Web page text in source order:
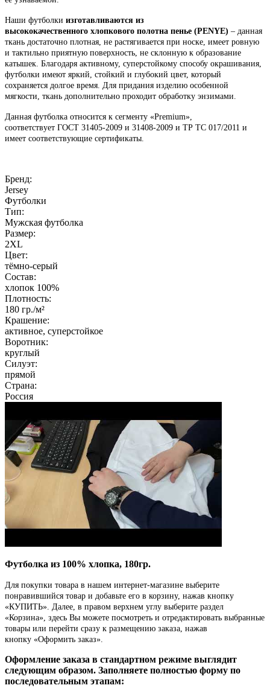
Наши футболки изготавливаются из
высококачественного хлопкового полотна пенье (PENYE) – данная
ткань достаточно плотная, не растягивается при носке, имеет ровную
и тактильно приятную поверхность, не склонную к образование
катышек. Благодаря активному, суперстойкому способу окрашивания,
футболки имеют яркий, стойкий и глубокий цвет, который
сохраняется долгое время. Для придания изделию особенной
мягкости, ткань дополнительно проходит обработку энзимами.
Данная футболка относится к сегменту «Premium»,
соответствует ГОСТ 31405-2009 и 31408-2009 и ТР ТС 017/2011 и
имеет соответствующие сертификаты.
Бренд:
Jersey
Футболки
Тип:
Мужская футболка
Размер:
2XL
Цвет:
тёмно-серый
Состав:
хлопок 100%
Плотность:
180 гр./м²
Крашение:
активное, суперстойкое
Воротник:
круглый
Силуэт:
прямой
Страна:
Россия
Футболка из 100% хлопка, 180гр.
Для покупки товара в нашем интернет-магазине выберите
понравившийся товар и добавьте его в корзину, нажав кнопку
«КУПИТЬ». Далее, в правом верхнем углу выберите раздел
«Корзина», здесь Вы можете посмотреть и отредактировать выбранные
товары или перейти сразу к размещению заказа, нажав
кнопку «Оформить заказ».
Оформление заказа в стандартном режиме выглядит
следующим образом. Заполняете полностью форму по
последовательным этапам: